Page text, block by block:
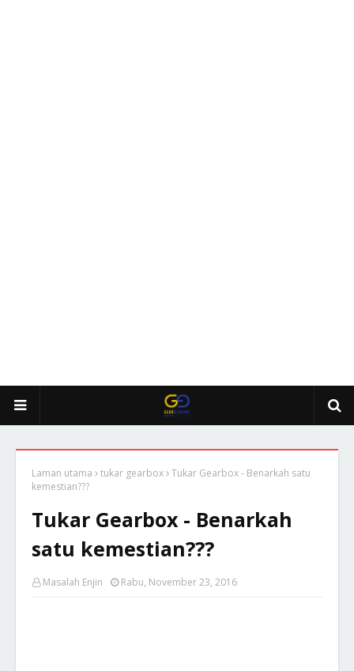
Laman utama tukar gearbox Tukar Gearbox - Benarkah satu
kemestian???
Tukar Gearbox - Benarkah
satu kemestian???
Masalah Enjin Rabu, November 23, 2016